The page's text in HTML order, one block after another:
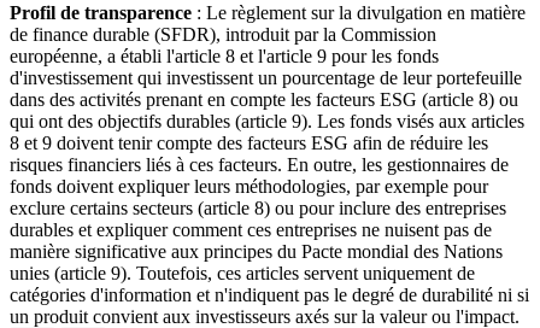
Profil de transparence : Le règlement sur la divulgation en matière
de finance durable (SFDR), introduit par la Commission
européenne, a établi l'article 8 et l'article 9 pour les fonds
d'investissement qui investissent un pourcentage de leur portefeuille
dans des activités prenant en compte les facteurs ESG (article 8) ou
qui ont des objectifs durables (article 9). Les fonds visés aux articles
8 et 9 doivent tenir compte des facteurs ESG afin de réduire les
risques financiers liés à ces facteurs. En outre, les gestionnaires de
fonds doivent expliquer leurs méthodologies, par exemple pour
exclure certains secteurs (article 8) ou pour inclure des entreprises
durables et expliquer comment ces entreprises ne nuisent pas de
manière significative aux principes du Pacte mondial des Nations
unies (article 9). Toutefois, ces articles servent uniquement de
catégories d'information et n'indiquent pas le degré de durabilité ni si
un produit convient aux investisseurs axés sur la valeur ou l'impact.